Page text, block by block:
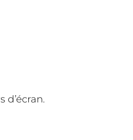
d’écran.